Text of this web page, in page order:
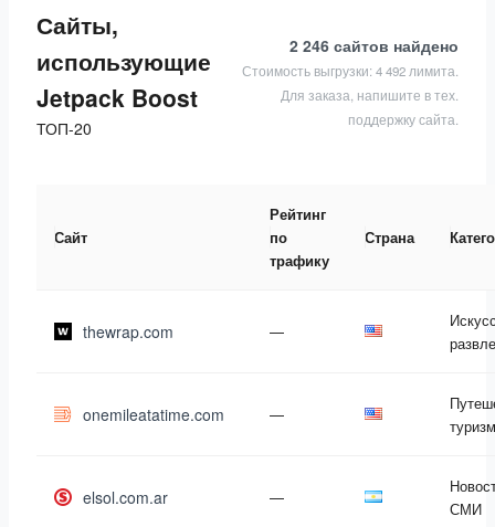
Сайты,
использующие
Jetpack Boost
ТОП-20
2 246 сайтов найдено
Стоимость выгрузки: 4 492 лимита.
Для заказа, напишите в тех.
поддержку сайта.
Сайт
Рейтинг
по
трафику
Страна
thewrap.com —
onemileatatime.com —
туризм
elsol.com.ar —
СМИ